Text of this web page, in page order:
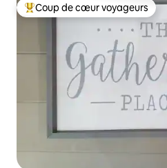
Coups de cœur voyageurs les
Coup de cœur voyageurs